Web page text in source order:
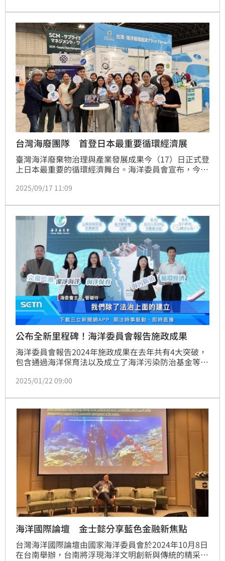
諾。
台灣海廢團隊 首登日本最重要循環經濟展
臺灣海洋廢棄物治理與產業發展成果今（17）日正式登
上日本最重要的循環經濟舞台。海洋委員會宣布，今起
加在千葉縣舉辦的2025循環經濟展（Circular
Hub」為主題展攤正式亮相，向國際展現臺灣在海廢循
環再生上的創新實力。
2025/09/17 11:09
公布全新里程碑！海洋委員會報告施政成果
海洋委員會報告2024年施政成果在去年共有4大突破，
包含通過海洋保育法以及成立了海洋污染防治基金等，
夠兼顧國安災防、生態保育。
2025/01/22 09:00
海洋國際論壇 金士懿分享藍色金融新焦點
台灣海洋國際論壇由國家海洋委員會於2024年10月8日
在台南舉辦，台南將浮現海洋文明創新與傳統的精采浪